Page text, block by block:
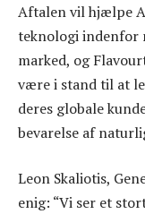
Aftalen vil hjælpe
teknologi
marked, og
være i stand til at
deres globale
bevarelse af
Leon Skaliotis,
enig: “Vi ser et